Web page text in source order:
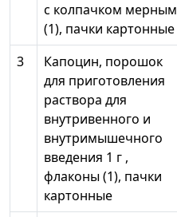
с колпачком мерным
(1), пачки картонные
3
Капоцин, порошок
для приготовления
раствора для
внутривенного и
внутримышечного
введения 1 г ,
флаконы (1), пачки
картонные